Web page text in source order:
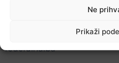
Ne
Prikaži
tijela, a potom ih samo
federalna.ba